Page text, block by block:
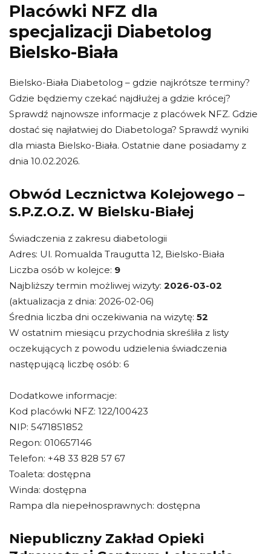
Placówki NFZ dla
specjalizacji Diabetolog
Bielsko-Biała
Bielsko-Biała Diabetolog – gdzie najkrótsze terminy?
Gdzie będziemy czekać najdłużej a gdzie krócej?
Sprawdź najnowsze informacje z placówek NFZ. Gdzie
dostać się najłatwiej do Diabetologa? Sprawdź wyniki
dla miasta Bielsko-Biała. Ostatnie dane posiadamy z
dnia 10.02.2026.
Obwód Lecznictwa Kolejowego –
S.P.Z.O.Z. W Bielsku-Białej
Świadczenia z zakresu diabetologii
Adres: Ul. Romualda Traugutta 12, Bielsko-Biała
Liczba osób w kolejce: 9
Najbliższy termin możliwej wizyty: 2026-03-02
(aktualizacja z dnia: 2026-02-06)
Średnia liczba dni oczekiwania na wizytę: 52
W ostatnim miesiącu przychodnia skreśliła z listy
oczekujących z powodu udzielenia świadczenia
następującą liczbę osób: 6
Dodatkowe informacje:
Kod placówki NFZ: 122/100423
NIP: 5471851852
Regon: 010657146
Telefon: +48 33 828 57 67
Toaleta: dostępna
Winda: dostępna
Rampa dla niepełnosprawnych: dostępna
Niepubliczny Zakład Opieki